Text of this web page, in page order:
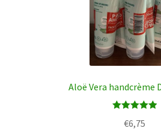
Aloë Vera handcrème
uit 5
€6,75